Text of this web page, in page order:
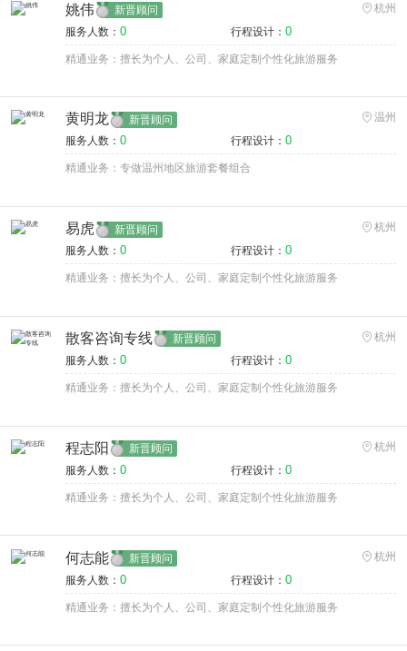
姚伟 新晋顾问
杭州
服务人数： 0 行程设计： 0
精通业务：擅长为个人、公司、家庭定制个性化旅游服务
黄明龙 新晋顾问
温州
服务人数： 0 行程设计： 0
精通业务：专做温州地区旅游套餐组合
易虎 新晋顾问
杭州
服务人数： 0 行程设计： 0
精通业务：擅长为个人、公司、家庭定制个性化旅游服务
散客咨询专线 新晋顾问
杭州
服务人数： 0 行程设计： 0
精通业务：擅长为个人、公司、家庭定制个性化旅游服务
程志阳 新晋顾问
杭州
服务人数： 0 行程设计： 0
精通业务：擅长为个人、公司、家庭定制个性化旅游服务
何志能 新晋顾问
杭州
服务人数： 0 行程设计： 0
精通业务：擅长为个人、公司、家庭定制个性化旅游服务